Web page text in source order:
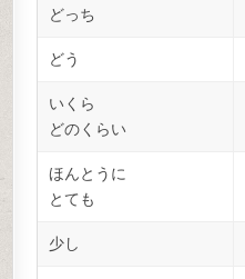
どっち
どう
いくら
どのくらい
ほんとうに
とても
少し